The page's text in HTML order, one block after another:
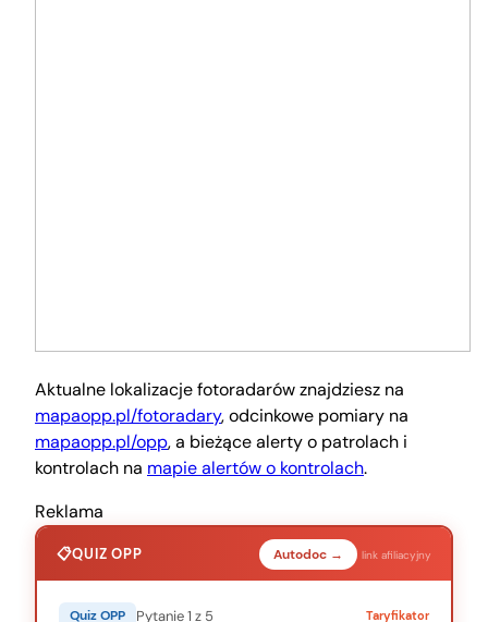
Aktualne lokalizacje fotoradarów znajdziesz na
mapaopp.pl/fotoradary, odcinkowe pomiary na
mapaopp.pl/opp, a bieżące alerty o patrolach i
kontrolach na mapie alertów o kontrolach.
Reklama
QUIZ OPP Autodoc → link afiliacyjny
Quiz OPP Pytanie 1 z 5 Taryfikator